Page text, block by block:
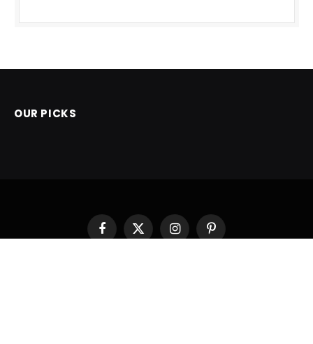
OUR PICKS
Facebook
X
InstagramPinterest